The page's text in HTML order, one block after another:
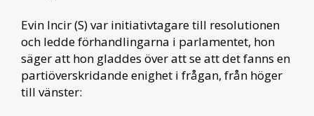
Evin Incir (S) var initiativtagare till resolutionen
och ledde förhandlingarna i parlamentet, hon
säger att hon gladdes över att se att det fanns en
partiöverskridande enighet i frågan, från höger
till vänster: